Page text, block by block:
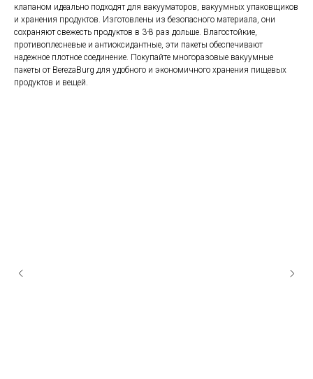
клапаном идеально подходят для вакууматоров, вакуумных упаковщиков
и хранения продуктов. Изготовлены из безопасного материала, они
сохраняют свежесть продуктов в 3-8 раз дольше. Влагостойкие,
противоплесневые и антиоксидантные, эти пакеты обеспечивают
надежное плотное соединение. Покупайте многоразовые вакуумные
пакеты от BerezaBurg для удобного и экономичного хранения пищевых
продуктов и вещей.